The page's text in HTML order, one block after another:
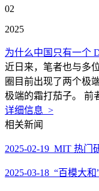
02
2025
为什么中国只有一个
近日来，笔者也与多
圈目前出现了两个极
极端的霜打茄子。 前
详细信息 >
相关新闻
2025-02-19 MIT 热门
2025-03-18 “百模大和